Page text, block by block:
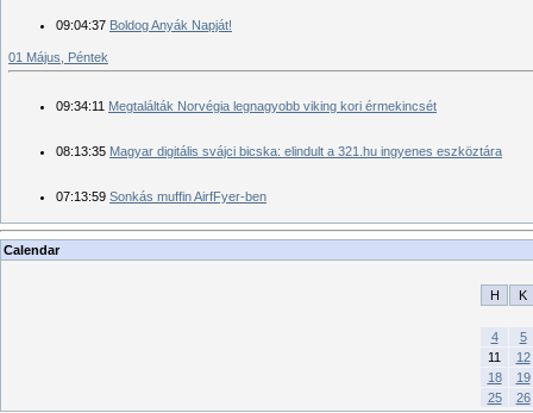
09:04:37 Boldog Anyák Napját!
01 Május, Péntek
09:34:11 Megtalálták Norvégia legnagyobb viking kori érmekincsét
08:13:35 Magyar digitális svájci bicska: elindult a 321.hu ingyenes eszköztára
07:13:59 Sonkás muffin AirfFyer-ben
Calendar
H K
4
5
11
12
18
19
25
26